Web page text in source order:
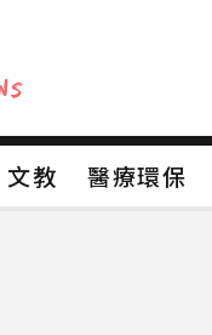
文教
醫療環保
文教 醫療環保